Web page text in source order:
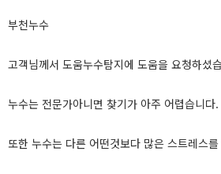
부천누수
고객님께서 도움누수탐지에 도움을 요청하셨
누수는 전문가아니면 찾기가 아주 어렵습니다.
또한 누수는 다른 어떤것보다 많은 스트레스